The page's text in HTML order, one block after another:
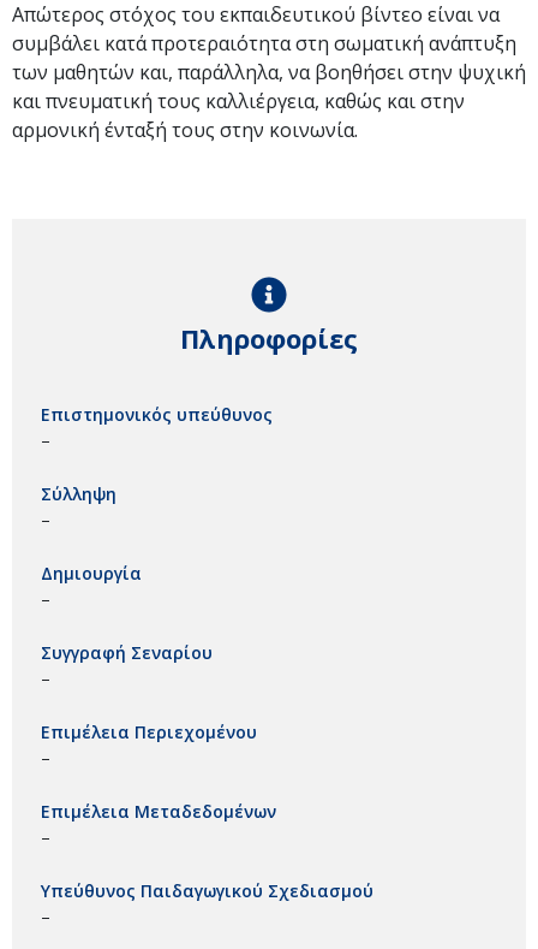
Απώτερος στόχος του εκπαιδευτικού βίντεο είναι να
συμβάλει κατά προτεραιότητα στη σωματική ανάπτυξη
των μαθητών και, παράλληλα, να βοηθήσει στην ψυχική
και πνευματική τους καλλιέργεια, καθώς και στην
αρμονική ένταξή τους στην κοινωνία.
Πληροφορίες
Επιστημονικός υπεύθυνος
–
Σύλληψη
–
Δημιουργία
–
Συγγραφή Σεναρίου
–
Επιμέλεια Περιεχομένου
–
Επιμέλεια Μεταδεδομένων
–
Υπεύθυνος Παιδαγωγικού Σχεδιασμού
–